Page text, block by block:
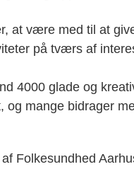
at være med til at
på tværs af
4000 glade og
og mange bidrager
Folkesundhed